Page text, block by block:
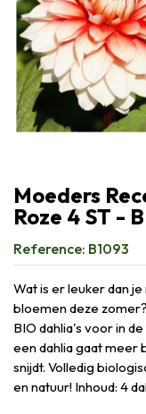
Moeders
Roze 4 ST -
Reference: B1093
Wat is er leuker dan
bloemen deze
BIO dahlia's voor in
een dahlia gaat meer
snijdt. Volledig
en natuur! Inhoud: 4